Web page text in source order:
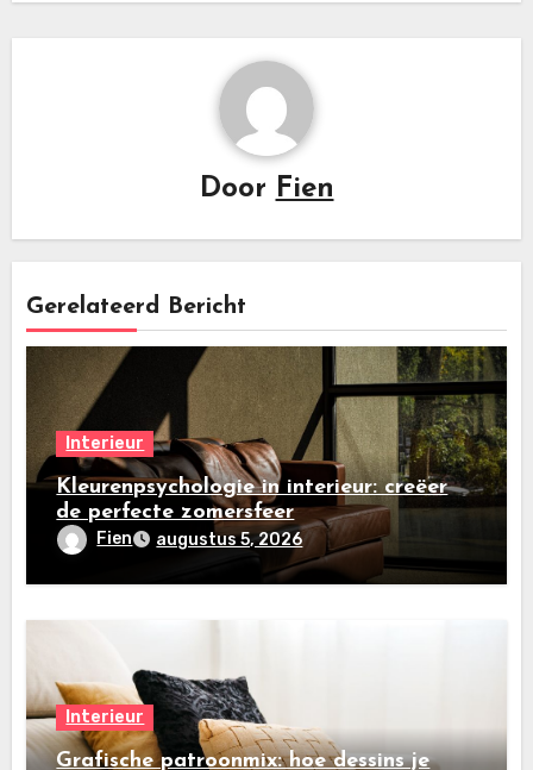
Door Fien
Gerelateerd Bericht
Interieur
Kleurenpsychologie in interieur: creëer
de perfecte zomersfeer
Fien augustus 5, 2026
Interieur
Grafische patroonmix: hoe dessins je